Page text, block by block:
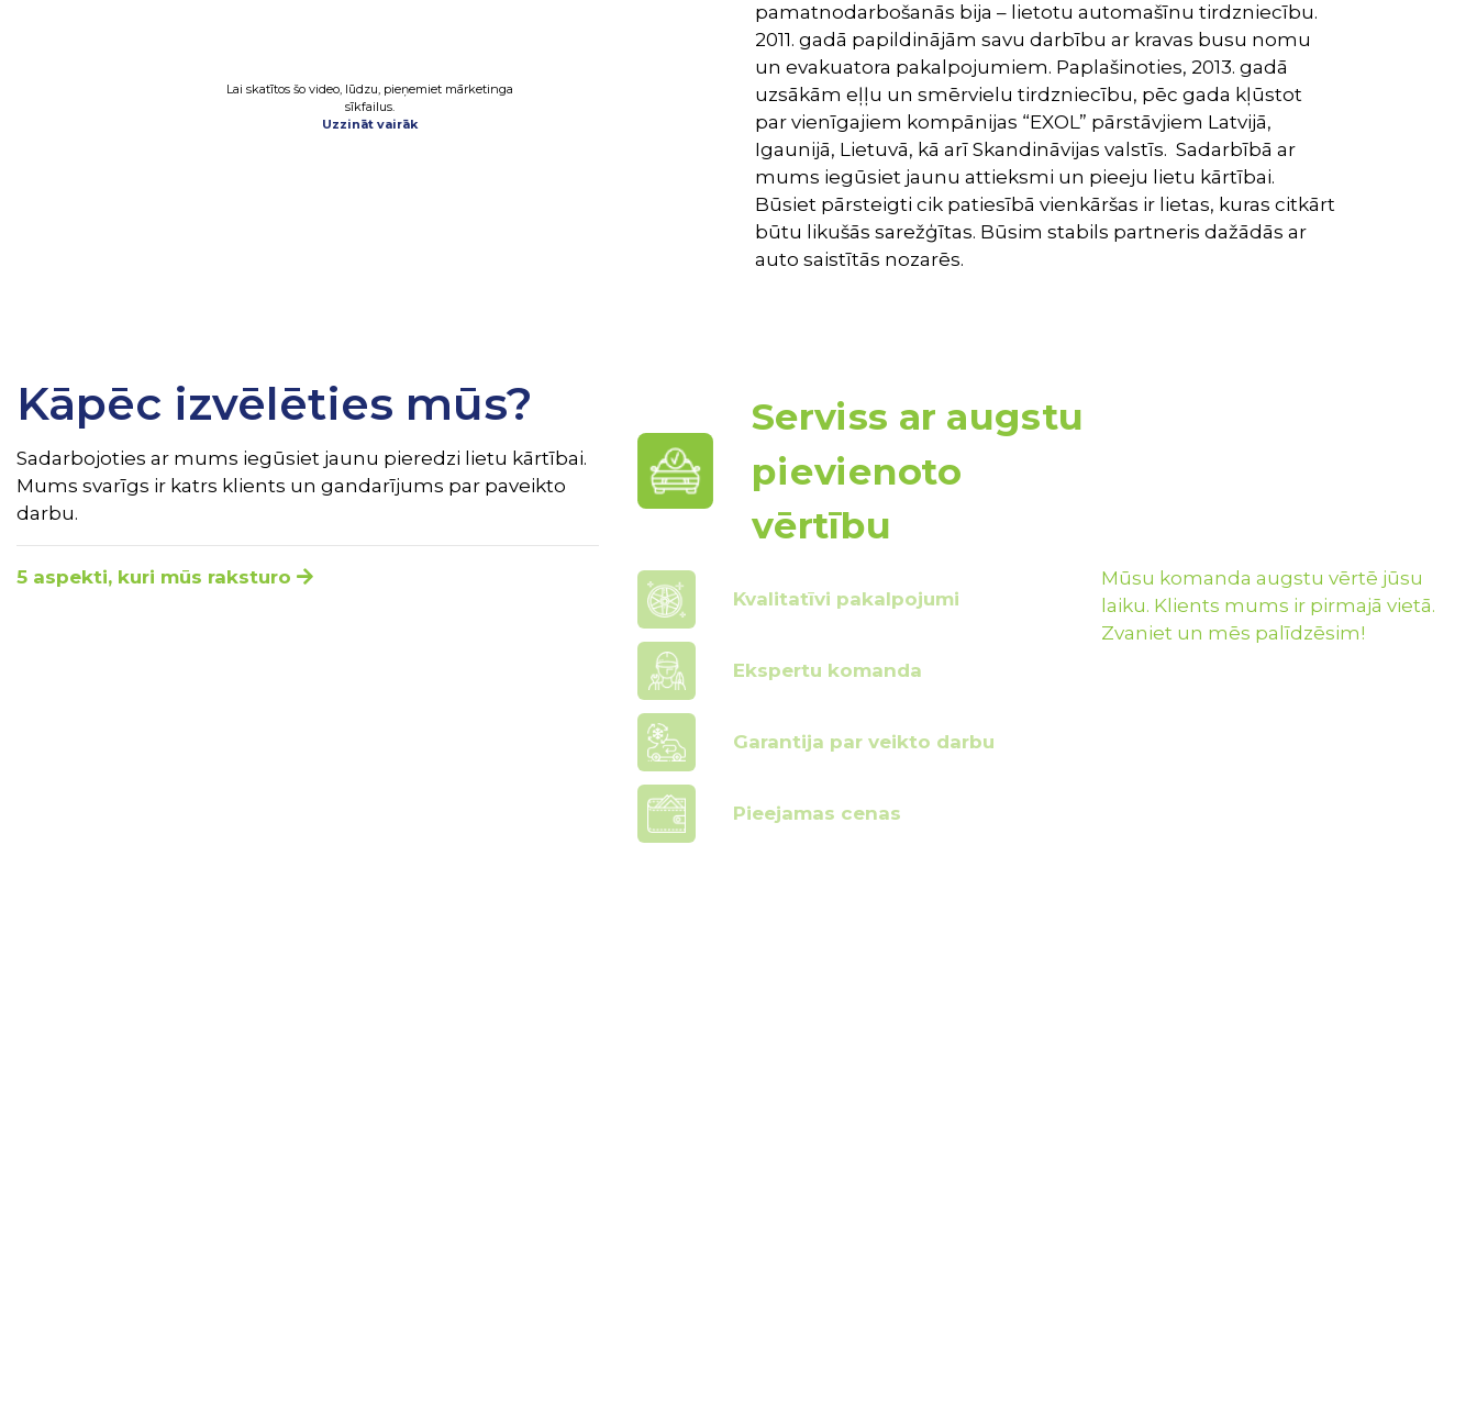
Lai skatītos šo video, lūdzu, pieņemiet mārketinga
sīkfailus.
Uzzināt vairāk
pamatnodarbošanās bija – lietotu automašīnu tirdzniecību.
2011. gadā papildinājām savu darbību ar kravas busu nomu
un evakuatora pakalpojumiem. Paplašinoties, 2013. gadā
uzsākām eļļu un smērvielu tirdzniecību, pēc gada kļūstot
par vienīgajiem kompānijas “EXOL” pārstāvjiem Latvijā,
Igaunijā, Lietuvā, kā arī Skandināvijas valstīs. Sadarbībā ar
mums iegūsiet jaunu attieksmi un pieeju lietu kārtībai.
Būsiet pārsteigti cik patiesībā vienkāršas ir lietas, kuras citkārt
būtu likušās sarežģītas. Būsim stabils partneris dažādās ar
auto saistītās nozarēs.
Kāpēc izvēlēties mūs?
Sadarbojoties ar mums iegūsiet jaunu pieredzi lietu kārtībai.
Mums svarīgs ir katrs klients un gandarījums par paveikto
darbu.
5 aspekti, kuri mūs raksturo
Serviss ar augstu
pievienoto
vērtību
Kvalitatīvi pakalpojumi
Ekspertu komanda
Garantija par veikto darbu
Pieejamas cenas
Mūsu komanda augstu vērtē jūsu
laiku. Klients mums ir pirmajā vietā.
Zvaniet un mēs palīdzēsim!